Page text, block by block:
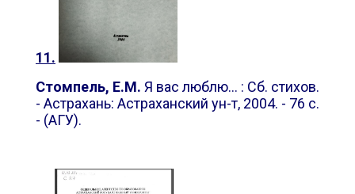
11.
Стомпель, Е.М. Я вас люблю... : Сб. стихов.
- Астрахань: Астраханский ун-т, 2004. - 76 с.
- (АГУ).